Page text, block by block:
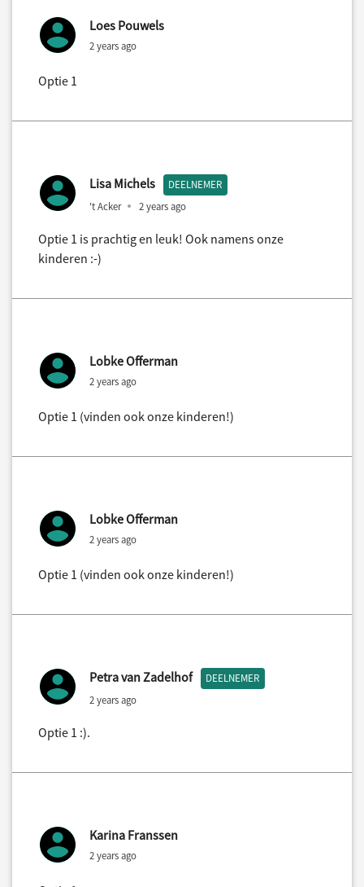
Loes Pouwels
2 years ago
Optie 1
Lisa Michels DEELNEMER
't Acker 2 years ago
Optie 1 is prachtig en leuk! Ook namens onze
kinderen :-)
Lobke Offerman
2 years ago
Optie 1 (vinden ook onze kinderen!)
Lobke Offerman
2 years ago
Optie 1 (vinden ook onze kinderen!)
Petra van Zadelhof DEELNEMER
2 years ago
Optie 1 :).
Karina Franssen
2 years ago